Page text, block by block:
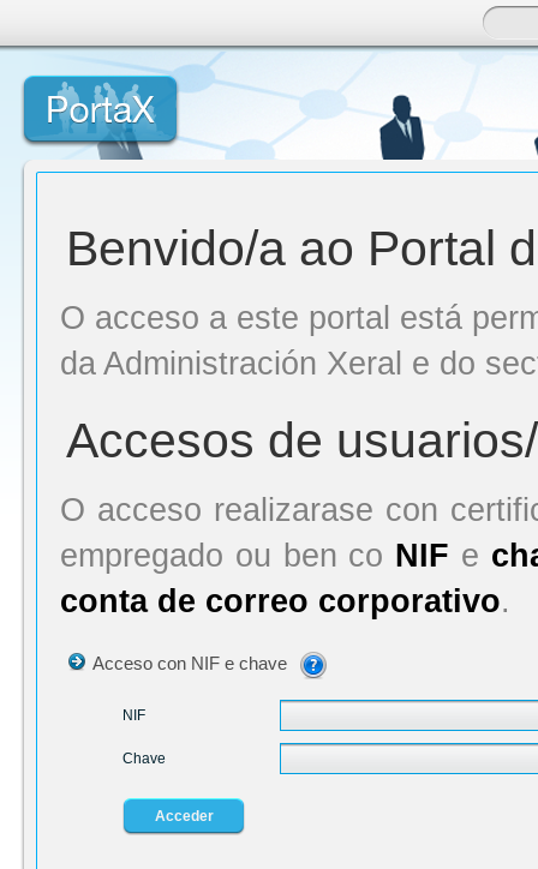
Saltar ao contido
Inicio
Benvido/a ao Portal
O acceso a este portal está
da Administración Xeral e do
Accesos de
O acceso realizarase con
empregado ou ben co NIF e
conta de correo corporativo.
Acceso con NIF e chave
NIF
Chave